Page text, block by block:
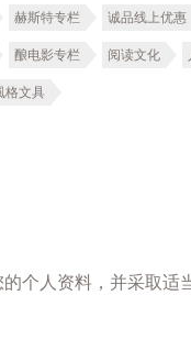
赫斯特专栏 诚品线上优惠
酿电影专栏 阅读文化
格文具
个人资料，并采取